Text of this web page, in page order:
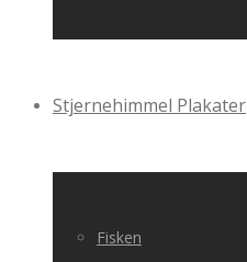
Stjernehimmel Plakater
Fisken